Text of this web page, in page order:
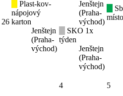
26
Plast-kov-
nápojový
karton
Jenštejn
(Praha-
východ)
Jenštejn
(Praha-
východ)
SKO 1x
týden
Jenštejn
(Praha-
východ)
4
5